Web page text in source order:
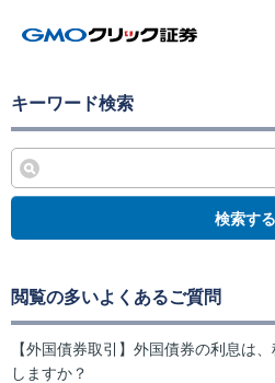
キーワード検索
検索する
閲覧の多いよくあるご質問
【外国債券取引】外国債券の利息は
しますか？